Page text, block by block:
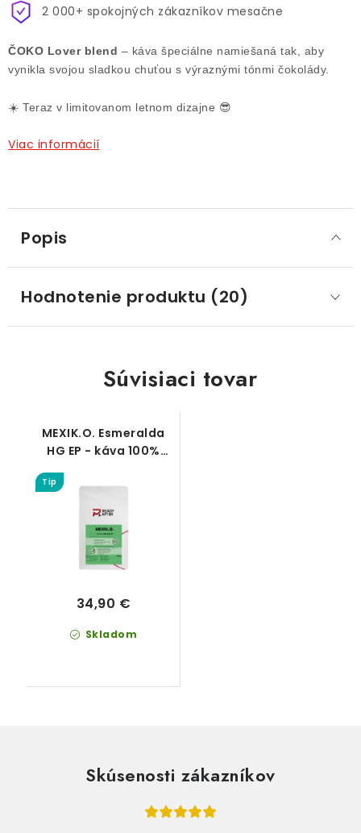
ČOKO Lover blend – káva špeciálne namiešaná tak, aby
vynikla svojou sladkou chuťou s výraznými tónmi čokolády.
☀️ Teraz v limitovanom letnom dizajne 😎
Viac informácií
2 000+ spokojných zákazníkov mesačne
Popis
Hodnotenie produktu (20)
Súvisiaci tovar
MEXIK.O. Esmeralda
HG EP - káva 100%
Tip
Skladom
34,90 €
Skúsenosti zákazníkov